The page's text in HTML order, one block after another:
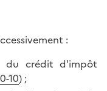
:
du crédit d'impôt
10) ;